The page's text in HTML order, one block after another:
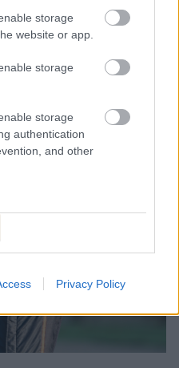
storage
website or app.
storage
storage
authentication
and other
Privacy Policy
az autóit a hétvégétől. Az
a pályáról, majd a
egy helyi intézménybe
&nbsp; View [&hellip;]